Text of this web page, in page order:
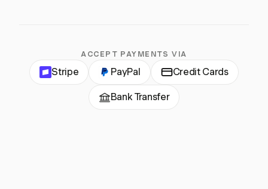
ACCEPT PAYMENTS VIA
Stripe PayPal Credit Cards
Bank Transfer